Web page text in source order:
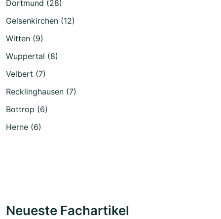
Dortmund (28)
Gelsenkirchen (12)
Witten (9)
Wuppertal (8)
Velbert (7)
Recklinghausen (7)
Bottrop (6)
Herne (6)
Neueste Fachartikel